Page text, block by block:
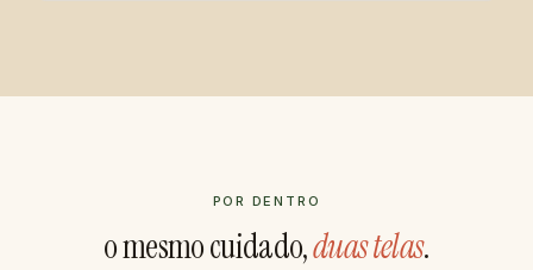
POR DENTRO
o mesmo cuidado,duas telas.